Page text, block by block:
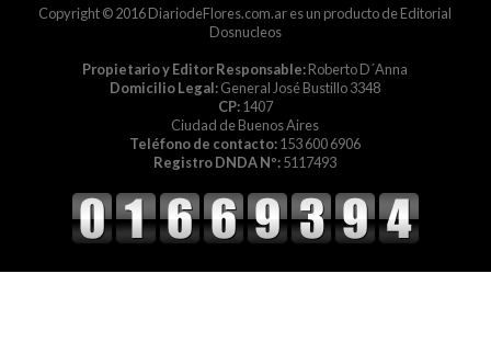
Copyright © 2016 DiariodeFlores.com.ar es un producto de Editorial
Dosnucleos
Propietario y Editor Responsable:Roberto D´Anna
Domicilio Legal:General José Bustillo 3348
CP:1407
Ciudad de Buenos Aires
Teléfono de contacto:153 600 6906
Registro DNDA Nº:5117493